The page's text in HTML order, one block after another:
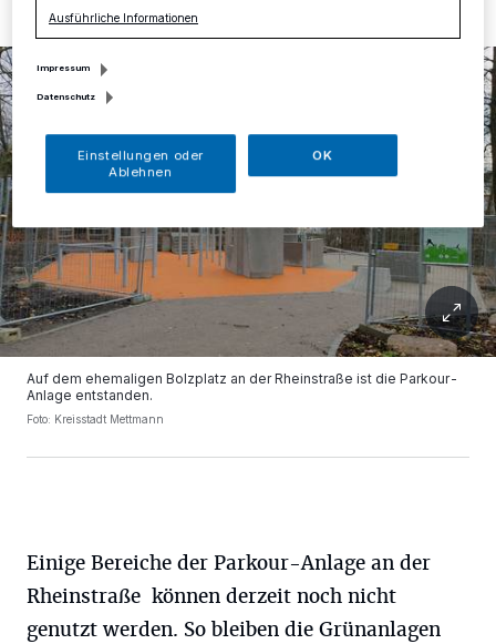
Auf dem ehemaligen Bolzplatz an der Rheinstraße ist die Parkour-
Anlage entstanden.
Foto: Kreisstadt Mettmann
Einige Bereiche der Parkour-Anlage an der
Rheinstraße können derzeit noch nicht
genutzt werden. So bleiben die Grünanlagen
Ausführliche Informationen
Impressum
Datenschutz
Einstellungen oder
Ablehnen
OK